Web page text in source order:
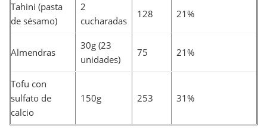
Tahini (pasta
de sésamo)
2
cucharadas
128 21%
Almendras
30g (23
unidades)
75 21%
Tofu con
sulfato de
calcio
150g 253 31%